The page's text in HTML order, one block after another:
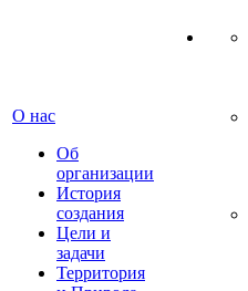
О нас
Об
организации
История
создания
Цели и
задачи
Территория